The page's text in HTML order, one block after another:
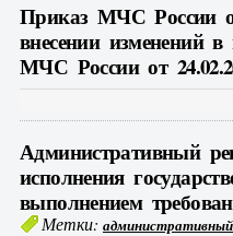
Приказ МЧС России
внесении изменений
МЧС России от
Административный
исполнения
выполнением
Метки: